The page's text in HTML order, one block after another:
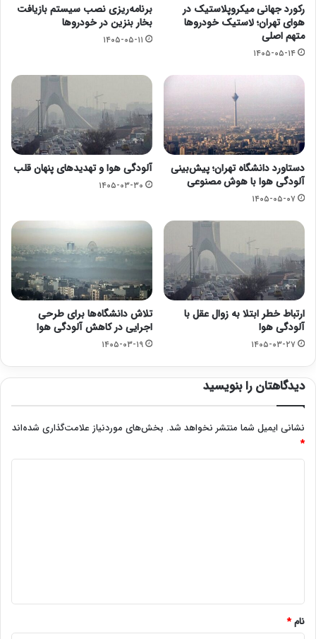
رکورد جهانی میکروپلاستیک در
هوای تهران؛ لاستیک خودروها
متهم اصلی
۱۴۰۵-۰۵-۱۴
برنامه‌ریزی نصب سیستم بازیافت
بخار بنزین در خودروها
۱۴۰۵-۰۵-۱۱
دستاورد دانشگاه تهران؛ پیش‌بینی
آلودگی هوا با هوش مصنوعی
۱۴۰۵-۰۵-۰۷
آلودگی هوا و تهدیدهای پنهان قلب
۱۴۰۵-۰۳-۳۰
ارتباط خطر ابتلا به زوال عقل با
آلودگی هوا
۱۴۰۵-۰۳-۲۷
تلاش دانشگاه‌ها برای طرحی
اجرایی در کاهش آلودگی هوا
۱۴۰۵-۰۳-۱۹
دیدگاهتان را بنویسید
نشانی ایمیل شما منتشر نخواهد شد. بخش‌های موردنیاز علامت‌گذاری شده‌اند
*
نام*